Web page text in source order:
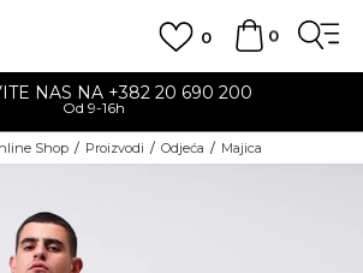
0
0
NAS NA +382 20 690 200
Od 9-16h
Shop Proizvodi Odjeća Majica